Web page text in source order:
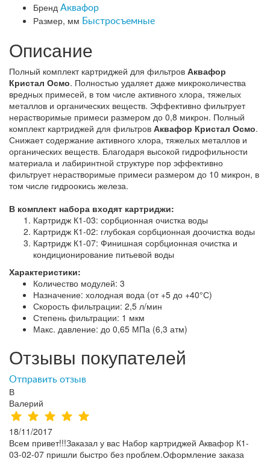
Бренд Аквафор
Размер, мм Быстросъемные
Описание
Полный комплект картриджей для фильтров Аквафор
Кристал Осмо. Полностью удаляет даже микроколичества
вредных примесей, в том числе активного хлора, тяжелых
металлов и органических веществ. Эффективно фильтрует
нерастворимые примеси размером до 0,8 микрон. Полный
комплект картриджей для фильтров Аквафор Кристал Осмо.
Снижает содержание активного хлора, тяжелых металлов и
органических веществ. Благодаря высокой гидрофильности
материала и лабиринтной структуре пор эффективно
фильтрует нерастворимые примеси размером до 10 микрон, в
том числе гидроокись железа.
В комплект набора входят картриджи:
Картридж К1-03: сорбционная очистка воды
Картридж К1-02: глубокая сорбционная доочистка воды
Картридж К1-07: Финишная сорбционная очистка и
кондиционирование питьевой воды
Характеристики:
Количество модулей: 3
Назначение: холодная вода (от +5 до +40°С)
Скорость фильтрации: 2,5 л/мин
Степень фильтрации: 1 мкм
Макс. давление: до 0,65 МПа (6,3 атм)
Отзывы покупателей
Отправить отзыв
В
Валерий
18/11/2017
Всем привет!!!Заказал у вас Набор картриджей Аквафор К1-
03-02-07 пришли быстро без проблем.Оформление заказа